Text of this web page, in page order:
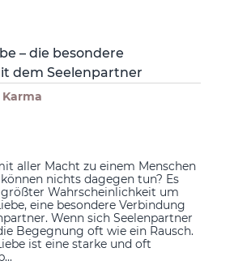
– die besondere
dem Seelenpartner
Karma
aller Macht zu einem Menschen
nichts dagegen tun? Es
Wahrscheinlichkeit um
eine besondere Verbindung
Wenn sich Seelenpartner
Begegnung oft wie ein Rausch.
ist eine starke und oft